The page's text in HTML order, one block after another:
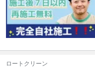
ロートクリーン